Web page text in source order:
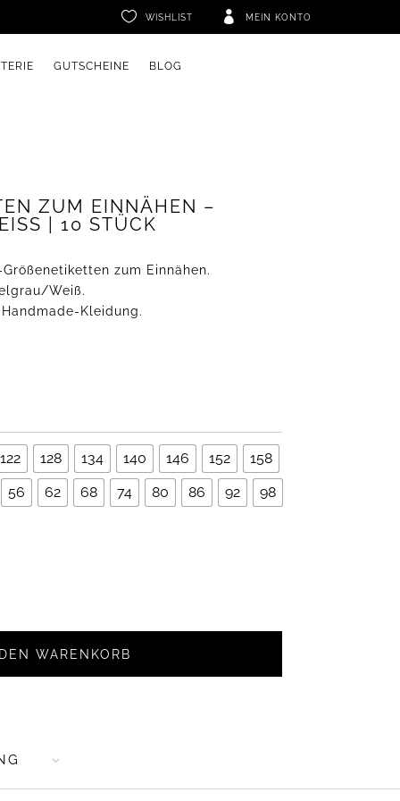
 WISHLIST  MEIN KONTO
GUTSCHEINE BLOG
ZUM EINNÄHEN – D
| 10 STÜCK
zum Einnähen.
Weiß.
Kleidung.
122 128 134 140 146 152
158
56 62 68 74 80 86 92 98
WARENKORB